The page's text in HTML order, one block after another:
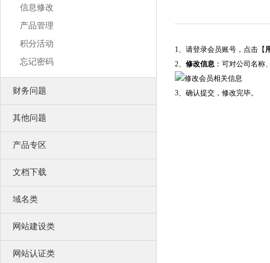
可信网站
诚信网站
诚信网站是互联网信用认证平台权威认证
软文发布
提供全方位互联网品牌推广营销服务
SEO优化
使网站更适合搜索引擎的索引原则
口碑营销
专为企业服务的低成本网络营销方案
激发您的网站活力
创造您的网站价值
联系我们
联络我们，将以最好的服务回馈您
公司环境、团队风采、户外旅游
荣誉资质
我们获得的荣誉不甚枚举，感谢有你
中万简介
信息修改
产品管理
积分活动
忘记密码
财务问题
其他问题
产品专区
文档下载
域名类
网站建设类
网站认证类
1、请登录会员账号，点击【
2、 修改信息 ：可对公司名
3、确认提交，修改完毕。